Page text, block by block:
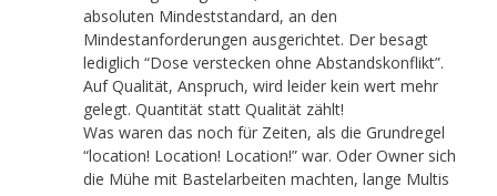
absoluten Mindeststandard, an den
Mindestanforderungen ausgerichtet. Der besagt
lediglich “Dose verstecken ohne Abstandskonflikt”.
Auf Qualität, Anspruch, wird leider kein wert mehr
gelegt. Quantität statt Qualität zählt!
Was waren das noch für Zeiten, als die Grundregel
“location! Location! Location!” war. Oder Owner sich
die Mühe mit Bastelarbeiten machten, lange Multis